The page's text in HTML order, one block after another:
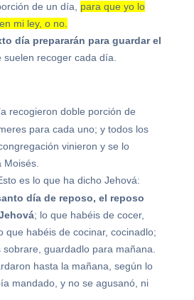
de un día, para que yo lo
mi ley, o no.
día prepararán para guardar el
recoger cada día.
recogieron doble porción de
para cada uno; y todos los
vinieron y se lo
Moisés.
es lo que ha dicho Jehová:
día de reposo, el reposo
; lo que habéis de cocer,
que habéis de cocinar, cocinadlo;
sobrare, guardadlo para mañana.
hasta la mañana, según lo
mandado, y no se agusanó, ni